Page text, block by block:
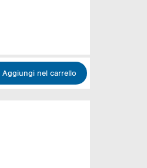
Aggiungi nel carrello